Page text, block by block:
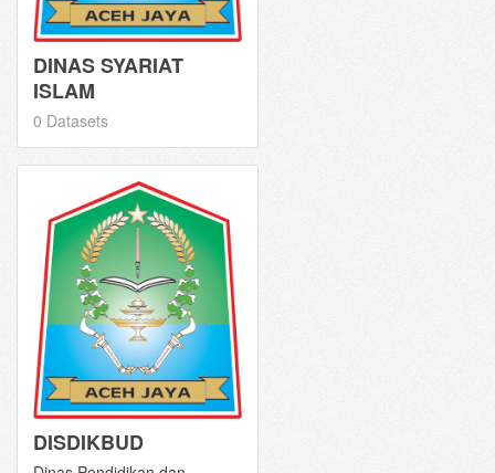
DINAS SYARIAT
ISLAM
0 Datasets
DISDIKBUD